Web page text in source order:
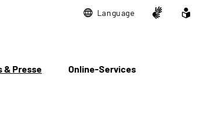
Language
& Presse Online-Services